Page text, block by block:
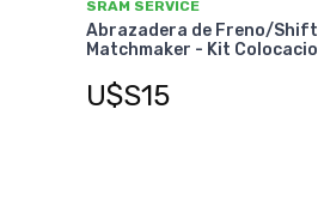
SRAM SERVICE
Abrazadera de Freno/Shifter
Matchmaker - Kit Colocacion
U$S15